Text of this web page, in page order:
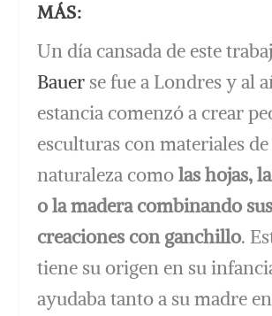
MÁS:
Un día cansada de este
Bauer se fue a Londres y al
estancia comenzó a crear
esculturas con materiales
naturaleza comolas hojas,
o la madera combinando sus
creaciones con ganchillo.
tiene su origen en su
ayudaba tanto a su madre